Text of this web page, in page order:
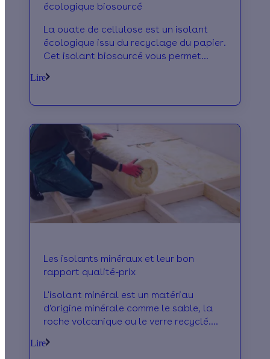
écologique biosourcé
La ouate de cellulose est un isolant
écologique issu du recyclage du papier.
Cet isolant biosourcé vous permet
planchers. A souffler ou en panneaux,
thermique, son prix et ses performances
ignifuges.
Lire
Les isolants minéraux et leur bon
rapport qualité-prix
L'isolant minéral est un matériau
d'origine minérale comme le sable, la
roche volcanique ou le verre recyclé.
matériaux isolants deviennent des
Lire